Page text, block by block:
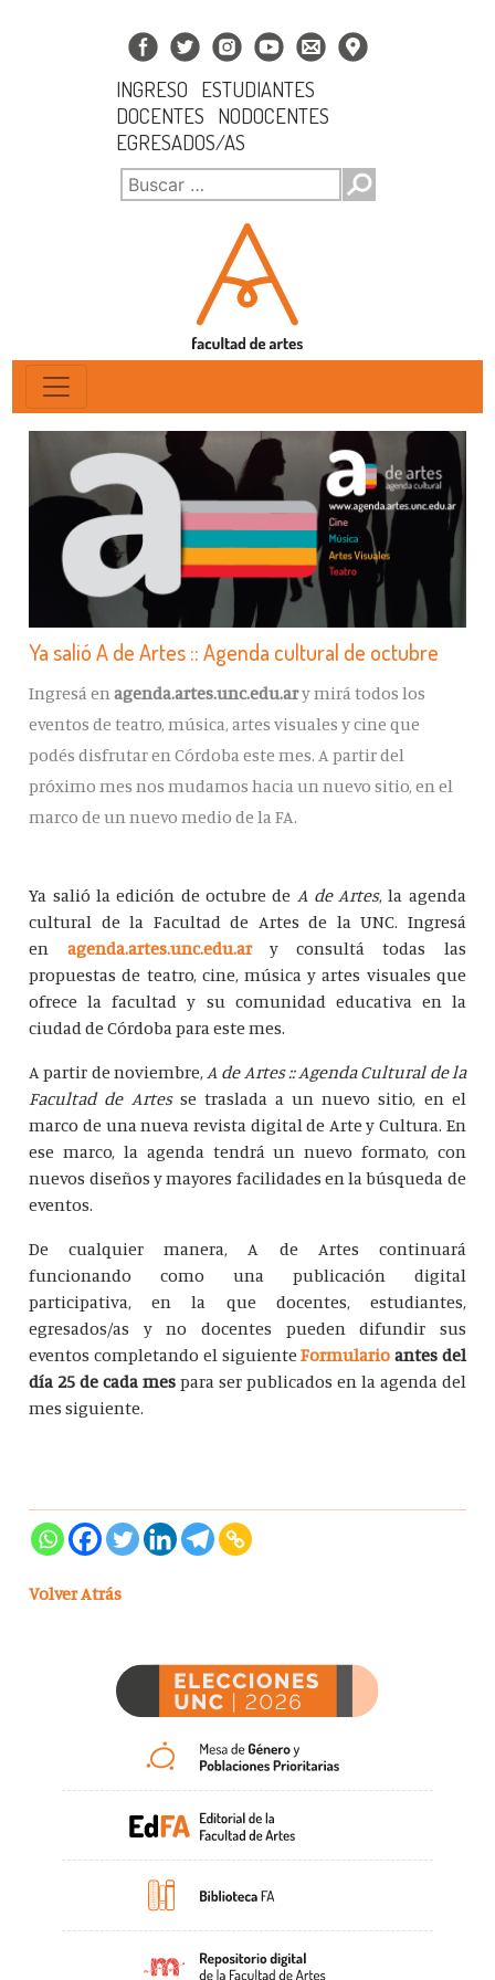
INGRESO
ESTUDIANTES
DOCENTES
NODOCENTES
EGRESADOS/AS
Ya salió A de Artes :: Agenda cultural de octubre
Ingresá enagenda.artes.unc.edu.ary mirá todos los
eventos de teatro, música, artes visuales y cine que
podés disfrutar en Córdoba este mes. A partir del
próximo mes nos mudamos hacia un nuevo sitio, en el
marco de un nuevo medio de la FA.
​​Ya salió la edición de octubre de A de Artes, la agenda
cultural de la Facultad de Artes de la UNC. Ingresá
en agenda.artes.unc.edu.ary consultá todas las
propuestas de teatro, cine, música y artes visuales que
ofrece la facultad y su comunidad educativa en la
ciudad de Córdoba para este mes.
A partir de noviembre, A de Artes :: Agenda Cultural de la
Facultad de Artesse traslada a un nuevo sitio, en el
marco de una nueva revista digital de Arte y Cultura. En
ese marco, la agenda tendrá un nuevo formato, con
nuevos diseños y mayores facilidades en la búsqueda de
eventos.
De cualquier manera, A de Artes continuará
funcionando como una publicación digital
participativa, en la que docentes, estudiantes,
egresados/as y no docentes pueden difundir sus
eventos completando el siguienteFormulario antes del
día 25 de cada mespara ser publicados en la agenda del
mes siguiente.
Volver Atrás